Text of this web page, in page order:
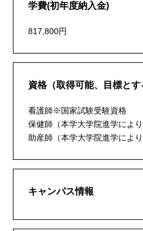
学費(初年度納入金)
817,800円
資格（取得可能、目標とす
看護師※国家試験受験資格
保健師（本学大学院進学によ
助産師（本学大学院進学によ
キャンパス情報